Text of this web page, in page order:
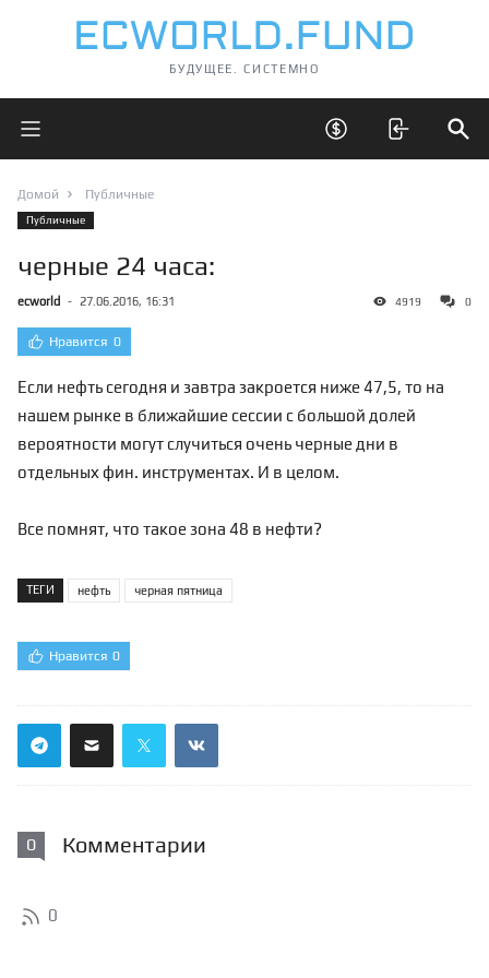
БУДУЩЕЕ. СИСТЕМНО
Открыть главное меню Открыть скрытые
Домой Публичные
Публичные
черные 24 часа:
ecworld - 27.06.2016, 16:31 4919 0
Нравится 0
Если нефть сегодня и завтра закроется ниже 47,5, то на
нашем рынке в ближайшие сессии с большой долей
вероятности могут случиться очень черные дни в
отдельных фин. инструментах. И в целом.
Все помнят, что такое зона 48 в нефти?
ТЕГИ нефть черная пятница
Нравится 0
0 Комментарии
0